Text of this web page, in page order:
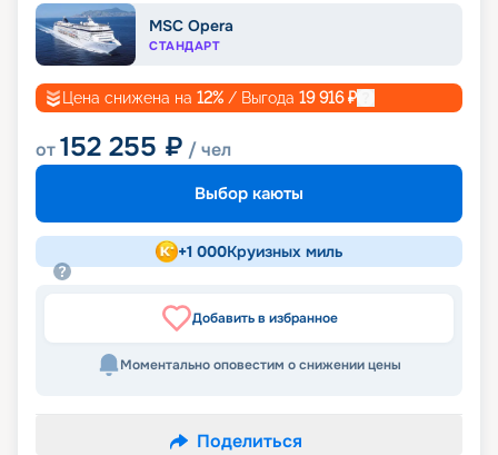
MSC Opera
СТАНДАРТ
Цена снижена на 12% / Выгода 19 916₽
от152 255 ₽ / чел
Выбор каюты
+1 000Круизных миль
Добавить в избранное
Моментально оповестим о снижении цены
Поделиться